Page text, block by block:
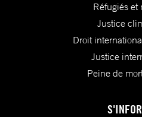
Réfugiés et
Justice
Droit
Justice
Peine de